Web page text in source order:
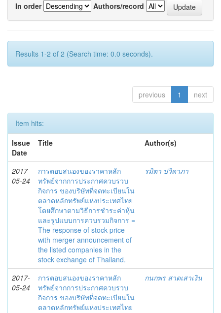
In order
Authors/record
Results 1-2 of 2 (Search time: 0.0 seconds).
previous 1 next
Item hits:
Issue
Date
Title Author(s)
2017-
05-24
การตอบสนองของราคาหลัก
ทรัพย์จากการประกาศควบรวบ
กิจการ ของบริษัทที่จดทะเบียนใน
ตลาดหลักทรัพย์แห่งประเทศไทย
โดยศึกษาตามวิธีการชำระค่าหุ้น
และรูปแบบการควบรวมกิจการ =
The response of stock price
with merger announcement of
the listed companies in the
stock exchange of Thailand.
รมิตา ปวิดาภา
2017-
05-24
การตอบสนองของราคาหลัก
ทรัพย์จากการประกาศควบรวบ
กิจการ ของบริษัทที่จดทะเบียนใน
ตลาดหลักทรัพย์แห่งประเทศไทย
กนกพร สาดเสาเงิน